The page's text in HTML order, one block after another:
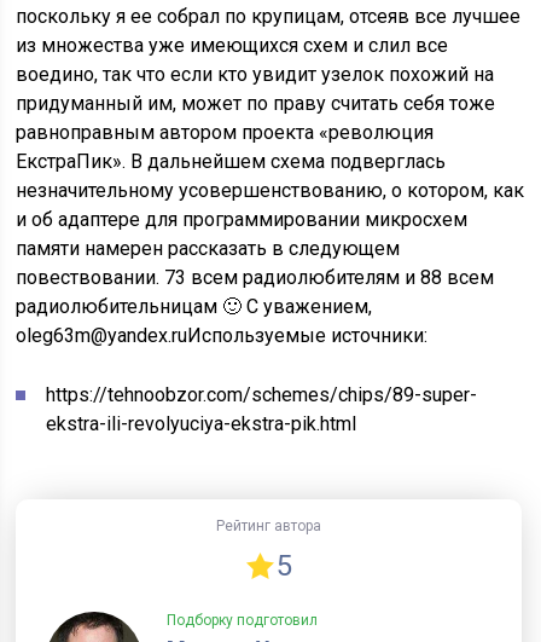
поскольку я ее собрал по крупицам, отсеяв все лучшее
из множества уже имеющихся схем и слил все
воедино, так что если кто увидит узелок похожий на
придуманный им, может по праву считать себя тоже
равноправным автором проекта «революция
ЕкстраПик». В дальнейшем схема подверглась
незначительному усовершенствованию, о котором, как
и об адаптере для программировании микросхем
памяти намерен рассказать в следующем
повествовании. 73 всем радиолюбителям и 88 всем
радиолюбительницам 🙂 С уважением,
oleg63m@yandex.ruИспользуемые источники:
https://tehnoobzor.com/schemes/chips/89-super-
ekstra-ili-revolyuciya-ekstra-pik.html
Рейтинг автора
5
Подборку подготовил